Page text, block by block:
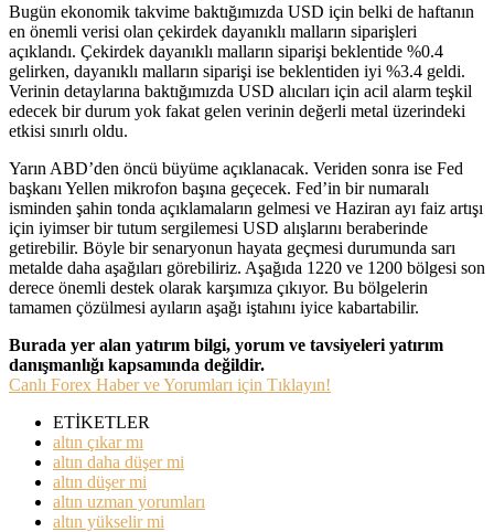
Bugün ekonomik takvime baktığımızda USD için belki de haftanın
en önemli verisi olan çekirdek dayanıklı malların siparişleri
açıklandı. Çekirdek dayanıklı malların siparişi beklentide %0.4
gelirken, dayanıklı malların siparişi ise beklentiden iyi %3.4 geldi.
Verinin detaylarına baktığımızda USD alıcıları için acil alarm teşkil
edecek bir durum yok fakat gelen verinin değerli metal üzerindeki
etkisi sınırlı oldu.
Yarın ABD’den öncü büyüme açıklanacak. Veriden sonra ise Fed
başkanı Yellen mikrofon başına geçecek. Fed’in bir numaralı
isminden şahin tonda açıklamaların gelmesi ve Haziran ayı faiz artışı
için iyimser bir tutum sergilemesi USD alışlarını beraberinde
getirebilir. Böyle bir senaryonun hayata geçmesi durumunda sarı
metalde daha aşağıları görebiliriz. Aşağıda 1220 ve 1200 bölgesi son
derece önemli destek olarak karşımıza çıkıyor. Bu bölgelerin
tamamen çözülmesi ayıların aşağı iştahını iyice kabartabilir.
Burada yer alan yatırım bilgi, yorum ve tavsiyeleri yatırım
danışmanlığı kapsamında değildir.
Canlı Forex Haber ve Yorumları için Tıklayın!
ETİKETLER
altın çıkar mı
altın daha düşer mi
altın düşer mi
altın uzman yorumları
altın yükselir mi